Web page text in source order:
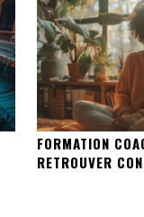
FORMATION
RETROUVER